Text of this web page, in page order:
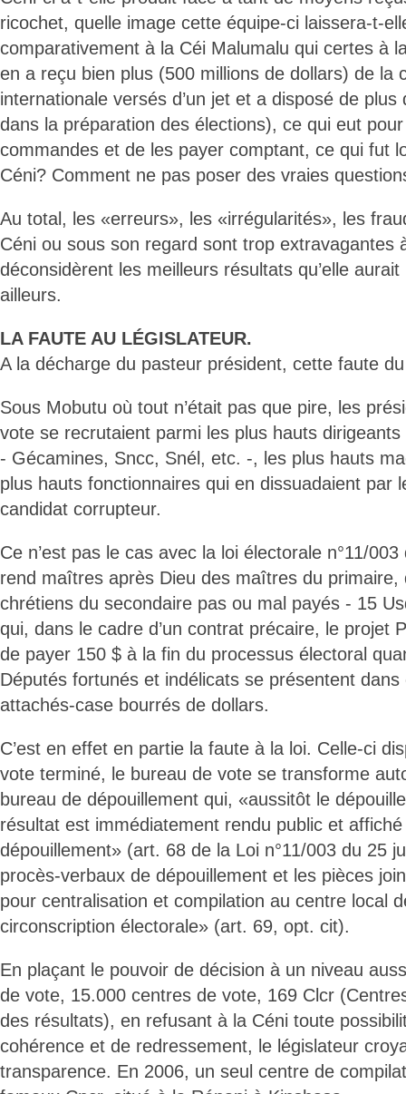
ricochet, quelle image cette équipe-ci laissera-t-
comparativement à la Céi Malumalu qui certes à
en a reçu bien plus (500 millions de dollars) de la
internationale versés d’un jet et a disposé de
dans la préparation des élections), ce qui eut
commandes et de les payer comptant, ce qui fut
Céni? Comment ne pas poser des vraies
Au total, les «erreurs», les «irrégularités», les
Céni ou sous son regard sont trop extravagantes
déconsidèrent les meilleurs résultats qu’elle
ailleurs.
LA FAUTE AU LÉGISLATEUR.
A la décharge du pasteur président, cette faute
Sous Mobutu où tout n’était pas que pire, les
vote se recrutaient parmi les plus hauts dirigeants
- Gécamines, Sncc, Snél, etc. -, les plus hauts
plus hauts fonctionnaires qui en dissuadaient par
candidat corrupteur.
Ce n’est pas le cas avec la loi électorale n°11/
rend maîtres après Dieu des maîtres du primaire,
chrétiens du secondaire pas ou mal payés - 15
qui, dans le cadre d’un contrat précaire, le projet
de payer 150 $ à la fin du processus électoral
Députés fortunés et indélicats se présentent
attachés-case bourrés de dollars.
C’est en effet en partie la faute à la loi. Celle-ci
vote terminé, le bureau de vote se transforme
bureau de dépouillement qui, «aussitôt le
résultat est immédiatement rendu public et
dépouillement» (art. 68 de la Loi n°11/003 du 25
procès-verbaux de dépouillement et les pièces
pour centralisation et compilation au centre local
circonscription électorale» (art. 69, opt. cit).
En plaçant le pouvoir de décision à un niveau
de vote, 15.000 centres de vote, 169 Clcr
des résultats), en refusant à la Céni toute
cohérence et de redressement, le législateur
transparence. En 2006, un seul centre de